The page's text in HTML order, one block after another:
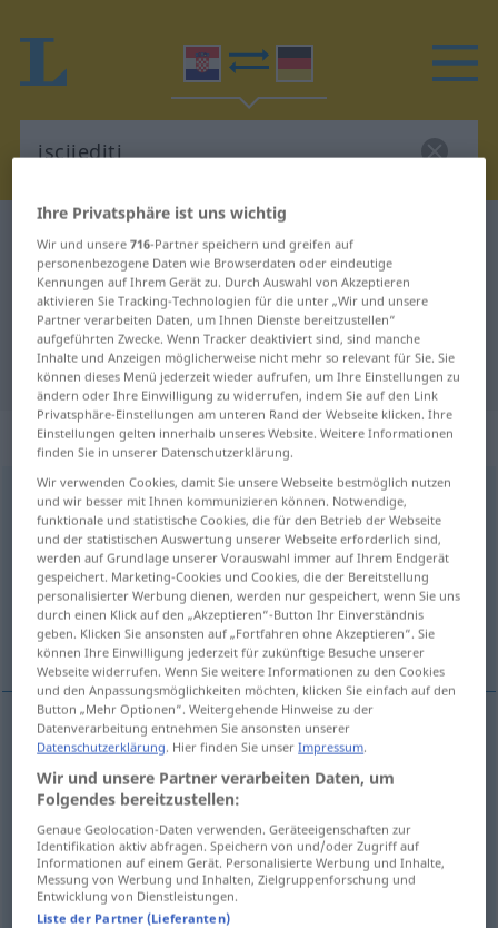
Kroatisch-Deutsch Wörterbuch iscijediti
Kroatisch-Deutsch Übersetzung für
"iscijediti"
"iscijediti" Deutsch Übersetzung
„iscijediti“
iscijediti(-cjeđivati)
Übersicht aller Übersetzungen
(Für mehr Details die Übersetzung anklicken/antippen)
auspressen, auswringen, ausfragen,
ausquetschen
auspressen iscijediti
auswringen iscijediti rublje
ausfragen iscijediti FIG
ausquetschen iscijediti
Ihre Privatsphäre ist uns wichtig
Wir und unsere716-Partner speichern und greifen auf
personenbezogene Daten wie Browserdaten oder eindeutige
Kennungen auf Ihrem Gerät zu. Durch Auswahl von Akzeptieren
aktivieren Sie Tracking-Technologien für die unter „Wir und unsere
Partner verarbeiten Daten, um Ihnen Dienste bereitzustellen“
aufgeführten Zwecke. Wenn Tracker deaktiviert sind, sind manche
Inhalte und Anzeigen möglicherweise nicht mehr so relevant für Sie. Sie
können dieses Menü jederzeit wieder aufrufen, um Ihre Einstellungen zu
ändern oder Ihre Einwilligung zu widerrufen, indem Sie auf den Link
Privatsphäre-Einstellungen am unteren Rand der Webseite klicken. Ihre
Einstellungen gelten innerhalb unseres Website. Weitere Informationen
finden Sie in unserer Datenschutzerklärung.
Wir verwenden Cookies, damit Sie unsere Webseite bestmöglich nutzen
und wir besser mit Ihnen kommunizieren können. Notwendige,
funktionale und statistische Cookies, die für den Betrieb der Webseite
und der statistischen Auswertung unserer Webseite erforderlich sind,
werden auf Grundlage unserer Vorauswahl immer auf Ihrem Endgerät
gespeichert. Marketing-Cookies und Cookies, die der Bereitstellung
personalisierter Werbung dienen, werden nur gespeichert, wenn Sie uns
durch einen Klick auf den „Akzeptieren“-Button Ihr Einverständnis
geben. Klicken Sie ansonsten auf „Fortfahren ohne Akzeptieren“. Sie
können Ihre Einwilligung jederzeit für zukünftige Besuche unserer
Webseite widerrufen. Wenn Sie weitere Informationen zu den Cookies
und den Anpassungsmöglichkeiten möchten, klicken Sie einfach auf den
Button „Mehr Optionen“. Weitergehende Hinweise zu der
Datenverarbeitung entnehmen Sie ansonsten unserer
Datenschutzerklärung. Hier finden Sie unserImpressum.
Wir und unsere Partner verarbeiten Daten, um
Folgendes bereitzustellen:
Genaue Geolocation-Daten verwenden. Geräteeigenschaften zur
Identifikation aktiv abfragen. Speichern von und/oder Zugriff auf
Informationen auf einem Gerät. Personalisierte Werbung und Inhalte,
Messung von Werbung und Inhalten, Zielgruppenforschung und
Entwicklung von Dienstleistungen.
Liste der Partner (Lieferanten)